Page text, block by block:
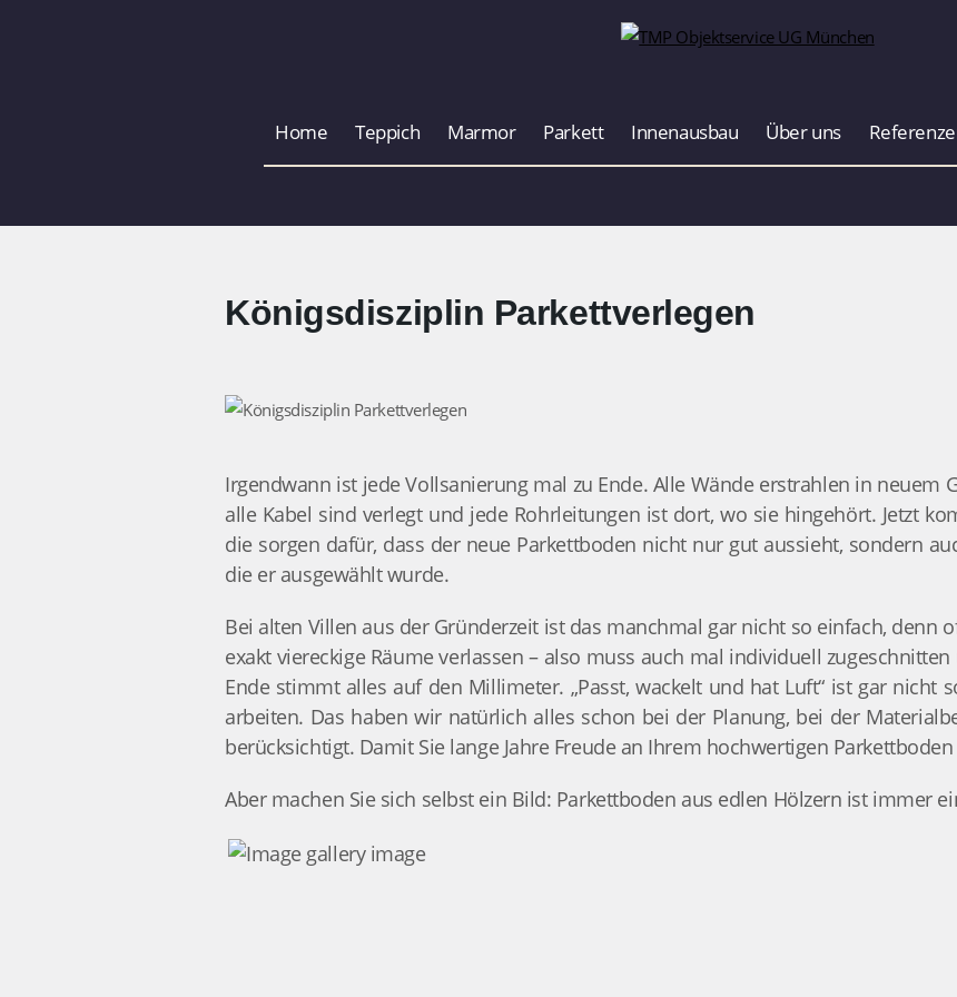
Home Teppich Marmor Parkett Innenausbau Über uns
Königsdisziplin Parkettverlegen
Irgendwann ist jede Vollsanierung mal zu Ende. Alle Wände erstrahlen in neuem
alle Kabel sind verlegt und jede Rohrleitungen ist dort, wo sie hingehört. Jetzt
die sorgen dafür, dass der neue Parkettboden nicht nur gut aussieht, sondern
die er ausgewählt wurde.
Bei alten Villen aus der Gründerzeit ist das manchmal gar nicht so einfach, denn
exakt viereckige Räume verlassen – also muss auch mal individuell
Ende stimmt alles auf den Millimeter. „Passt, wackelt und hat Luft“ ist gar nicht
arbeiten. Das haben wir natürlich alles schon bei der Planung, bei der
berücksichtigt. Damit Sie lange Jahre Freude an Ihrem hochwertigen
Aber machen Sie sich selbst ein Bild: Parkettboden aus edlen Hölzern ist immer